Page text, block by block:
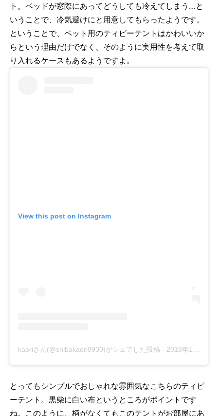
ト。ベッドが窓際にあってどうしても冷えてしまう…と
いうことで、冷気避けにと用意してもらったようです。
ということで、ペット用のティピーテントはかわいいか
らという理由だけでなく、そのように実用性を考えて取
り入れるケースもあるようですよ。
View this post on Instagram
kaoriさん(@shibakaori0930)がシェアした投稿 - 2018年12月月10日午前6時25分PST
とってもシンプルでおしゃれな雰囲気なこちらのティピ
ーテント。黒柴に白い布というところがポイントです
ね。このように、柄がなくてもこのテントがお部屋にあ